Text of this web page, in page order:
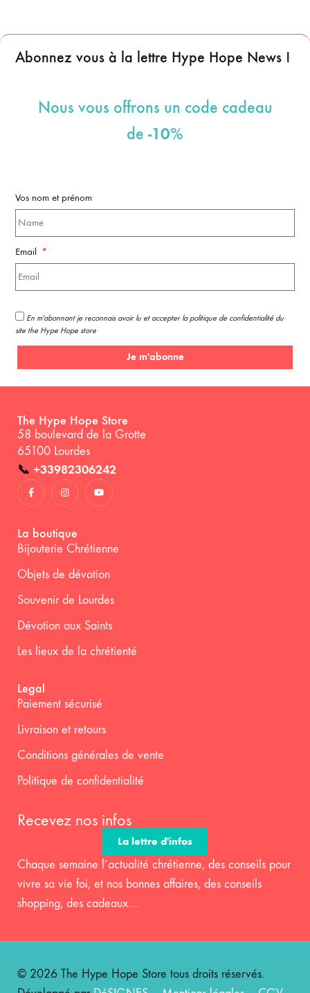
Abonnez vous à la lettre Hype Hope News !
Nous vous offrons un code cadeau
de -10%
Vos nom et prénom
Email
En m'abonnant je reconnais avoir lu et accepter la politique de confidentialité du
site the Hype Hope store
Je m'abonne
The Hype Hope Store
58 boulevard de la Grotte
65100 Lourdes
📞 +33982306242
La boutique
Bijouterie Chrétienne
Objets de dévotion
Souvenir de Lourdes
Dévotion aux Saints
Les lieux de la chrétienté
Legal
Paiement sécurisé
Livraison et retours
Conditions générales de vente
Politique de confidentialité
Recevez nos infos
La lettre d'infos
Chaque semaine l’actualité chrétienne, des conseils pour
vivre sa vie foi, et nos bonnes affaires, des conseils
shopping, des cadeaux….
© 2026 The Hype Hope Store tous droits réservés.